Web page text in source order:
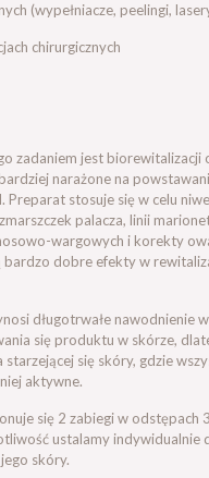
(wypełniacze, peelingi,
chirurgicznych
zadaniem jest biorewitalizacji
narażone na
Preparat stosuje się w celu
palacza, linii
wargowych i korekty
dobre efekty w
długotrwałe nawodnienie
się produktu w skórze,
starzejącej się skóry, gdzie
aktywne.
się 2 zabiegi w odstępach
ustalamy indywidualnie
skóry.